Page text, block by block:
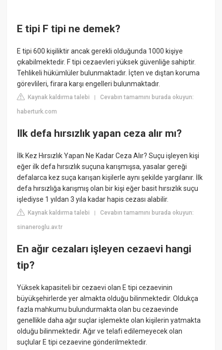
E tipi F tipi ne demek?
E tipi 600 kişiliktir ancak gerekli olduğunda 1000 kişiye
çıkabilmektedir. F tipi cezaevleri yüksek güvenliğe sahiptir.
Tehlikeli hükümlüler bulunmaktadır. İçten ve dıştan koruma
görevlileri, firara karşı engelleri bulunmaktadır.
Kaynak kaldırma talebi |Cevabın tamamını burada okuyun:
haberturk.com
Ilk defa hırsızlık yapan ceza alır mı?
İlk Kez Hırsızlık Yapan Ne Kadar Ceza Alır? Suçu işleyen kişi
eğer ilk defa hırsızlık suçuna karışmışsa, yasalar gereği
defalarca kez suça karışan kişilerle aynı şekilde yargılanır. İlk
defa hırsızlığa karışmış olan bir kişi eğer basit hırsızlık suçu
işlediyse 1 yıldan 3 yıla kadar hapis cezası alabilir.
Kaynak kaldırma talebi |Cevabın tamamını burada okuyun:
sinaneroglu.av.tr
En ağır cezaları işleyen cezaevi hangi
tip?
Yüksek kapasiteli bir cezaevi olan E tipi cezaevinin
büyükşehirlerde yer almakta olduğu bilinmektedir. Oldukça
fazla mahkumu bulundurmakta olan bu cezaevinde
genellikle daha ağır suçlar işlemekte olan kişilerin yatmakta
olduğu bilinmektedir. Ağır ve telafi edilemeyecek olan
suçlular E tipi cezaevine gönderilmektedir.